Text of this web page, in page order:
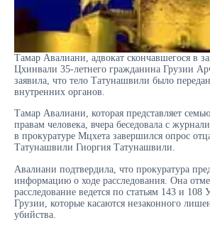
Тамар Авалиани, адвокат скончавшегося в
Цхинвали 35-летнего гражданина Грузии
заявила, что тело Татунашвили было
внутренних органов.
Тамар Авалиани, которая представляет
правам человека, вчера беседовала с
в прокуратуре Мцхета завершился опрос
Татунашвили Гиоргия Татунашвили.
Авалиани подтвердила, что прокуратура
информацию о ходе расследования. Она
расследование ведется по статьям 143 и 108
Грузии, которые касаются незаконного
убийства.